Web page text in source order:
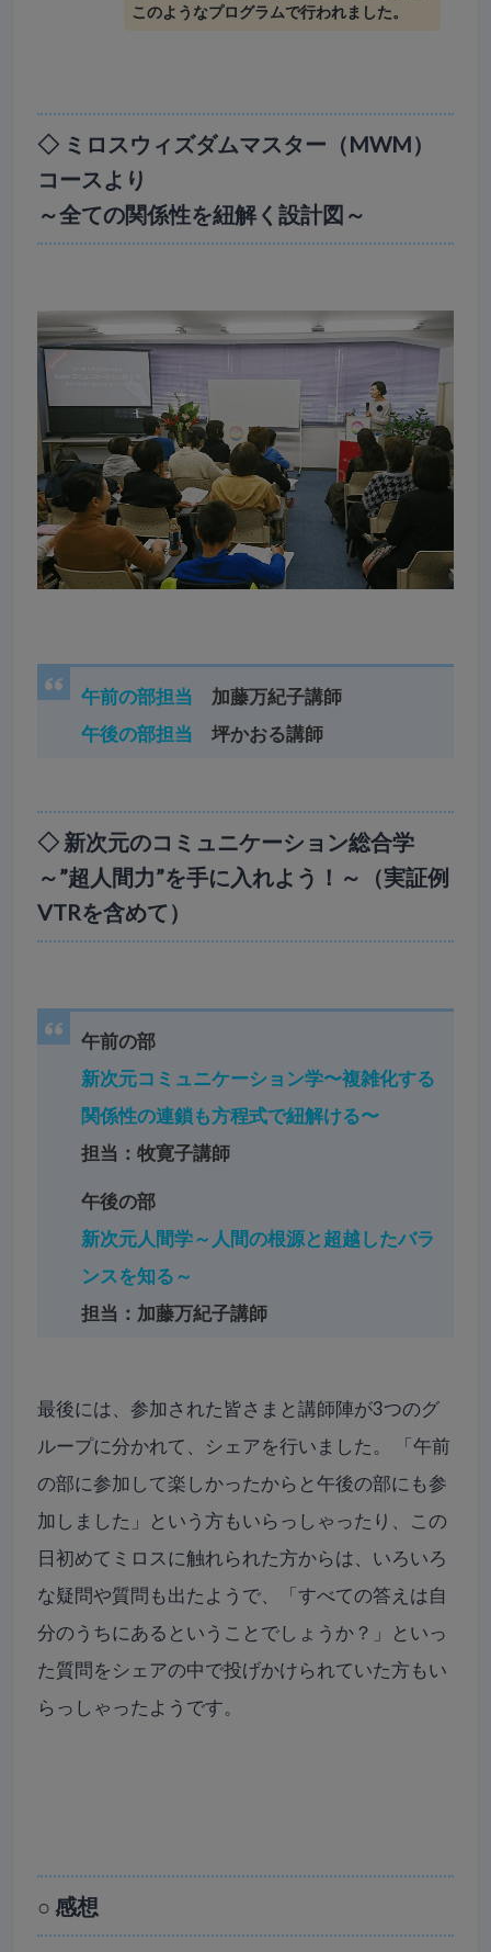
このようなプログラムで行われました。
◇ ミロスウィズダムマスター（MWM）
コースより
～全ての関係性を紐解く設計図～
午前の部担当
加藤万紀子講師
午後の部担当
坪かおる講師
◇ 新次元のコミュニケーション総合学
～”超人間力”を手に入れよう！～（実証例
VTRを含めて）
午前の部
新次元コミュニケーション学〜複雑化する
関係性の連鎖も方程式で紐解ける〜
担当：牧寛子講師
午後の部
新次元人間学～人間の根源と超越したバラ
ンスを知る～
担当：加藤万紀子講師
最後には、参加された皆さまと講師陣が3つのグ
ループに分かれて、シェアを行いました。 「午前
の部に参加して楽しかったからと午後の部にも参
加しました」という方もいらっしゃったり、この
日初めてミロスに触れられた方からは、いろいろ
な疑問や質問も出たようで、「すべての答えは自
分のうちにあるということでしょうか？」といっ
た質問をシェアの中で投げかけられていた方もい
らっしゃったようです。
○ 感想